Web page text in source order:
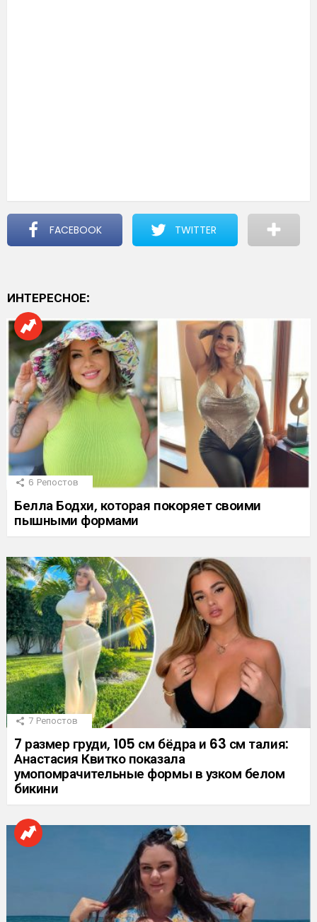
FACEBOOK TWITTER
ИНТЕРЕСНОЕ:
6 Репостов
Белла Бодхи, которая покоряет своими
пышными формами
7 Репостов
7 размер груди, 105 см бёдра и 63 см талия:
Анастасия Квитко показала
умопомрачительные формы в узком белом
бикини